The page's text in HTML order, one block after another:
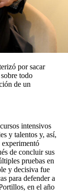
por sacar
todo
de un
intensivos
y talentos y, así,
experimentó
de concluir sus
pruebas en
y decisiva fue
para defender a
en el año